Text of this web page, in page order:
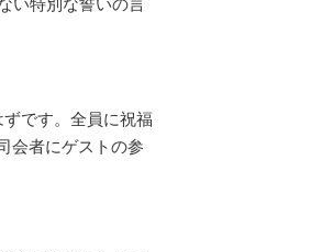
です。全員に祝福
会者にゲストの参